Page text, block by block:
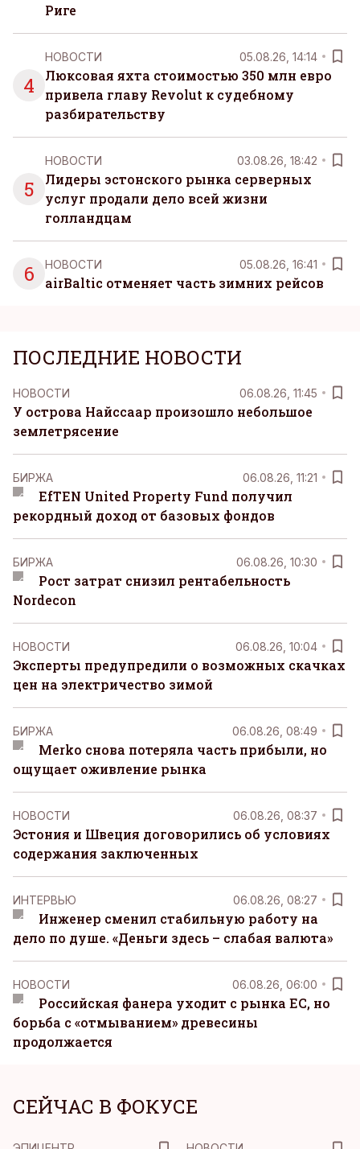
Риге
4
НОВОСТИ 05.08.26, 14:14
Люксовая яхта стоимостью 350 млн евро
привела главу Revolut к судебному
разбирательству
5
НОВОСТИ 03.08.26, 18:42
Лидеры эстонского рынка серверных
услуг продали дело всей жизни
голландцам
6 НОВОСТИ 05.08.26, 16:41
airBaltic отменяет часть зимних рейсов
ПОСЛЕДНИЕ НОВОСТИ
НОВОСТИ 06.08.26, 11:45
У острова Найссаар произошло небольшое
землетрясение
БИРЖА 06.08.26, 11:21
EfTEN United Property Fund получил
рекордный доход от базовых фондов
БИРЖА 06.08.26, 10:30
Рост затрат снизил рентабельность
Nordecon
НОВОСТИ 06.08.26, 10:04
Эксперты предупредили о возможных скачках
цен на электричество зимой
БИРЖА 06.08.26, 08:49
Merko снова потеряла часть прибыли, но
ощущает оживление рынка
НОВОСТИ 06.08.26, 08:37
Эстония и Швеция договорились об условиях
содержания заключенных
ИНТЕРВЬЮ 06.08.26, 08:27
Инженер сменил стабильную работу на
дело по душе. «Деньги здесь – слабая валюта»
НОВОСТИ 06.08.26, 06:00
Российская фанера уходит с рынка ЕС, но
борьба с «отмыванием» древесины
продолжается
СЕЙЧАС В ФОКУСЕ